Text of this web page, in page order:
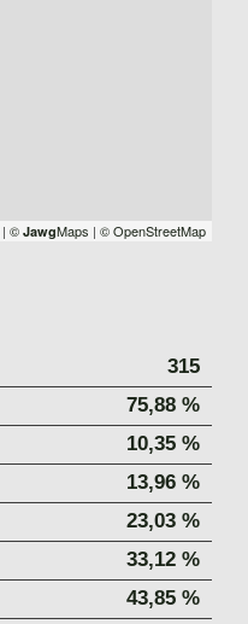
| © JawgMaps | © OpenStreetMap
315
75,88 %
10,35 %
13,96 %
23,03 %
33,12 %
43,85 %